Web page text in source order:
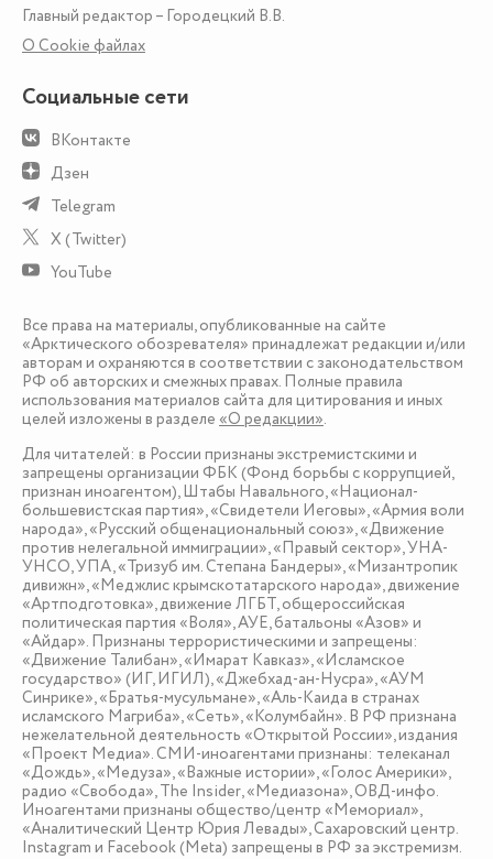
Главный редактор – Городецкий В.В.
О Сookie файлах
Социальные сети
ВКонтакте
Дзен
Telegram
X (Twitter)
YouTube
Все права на материалы, опубликованные на сайте
«Арктического обозревателя» принадлежат редакции и/или
авторам и охраняются в соответствии с законодательством
РФ об авторских и смежных правах. Полные правила
использования материалов сайта для цитирования и иных
целей изложены в разделе«О редакции».
Для читателей: в России признаны экстремистскими и
запрещены организации ФБК (Фонд борьбы с коррупцией,
признан иноагентом), Штабы Навального, «Национал-
большевистская партия», «Свидетели Иеговы», «Армия воли
народа», «Русский общенациональный союз», «Движение
против нелегальной иммиграции», «Правый сектор», УНА-
УНСО, УПА, «Тризуб им. Степана Бандеры», «Мизантропик
дивижн», «Меджлис крымскотатарского народа», движение
«Артподготовка», движение ЛГБТ, общероссийская
политическая партия «Воля», АУЕ, батальоны «Азов» и
«Айдар». Признаны террористическими и запрещены:
«Движение Талибан», «Имарат Кавказ», «Исламское
государство» (ИГ, ИГИЛ), «Джебхад-ан-Нусра», «АУМ
Синрике», «Братья-мусульмане», «Аль-Каида в странах
исламского Магриба», «Сеть», «Колумбайн». В РФ признана
нежелательной деятельность «Открытой России», издания
«Проект Медиа». СМИ-иноагентами признаны: телеканал
«Дождь», «Медуза», «Важные истории», «Голос Америки»,
радио «Свобода», The Insider, «Медиазона», ОВД-инфо.
Иноагентами признаны общество/центр «Мемориал»,
«Аналитический Центр Юрия Левады», Сахаровский центр.
Instagram и Facebook (Metа) запрещены в РФ за экстремизм.